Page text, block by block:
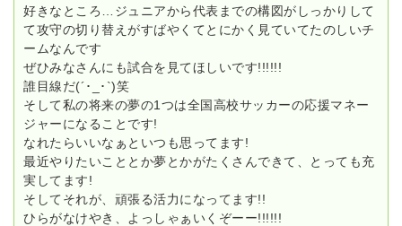
好きなところ…ジュニアから代表までの構図がしっかりして
て攻守の切り替えがすばやくてとにかく見ていてたのしいチ
ームなんです
ぜひみなさんにも試合を見てほしいです!!!!!!
誰目線だ(´･_･`)笑
そして私の将来の夢の1つは全国高校サッカーの応援マネー
ジャーになることです!
なれたらいいなぁといつも思ってます!
最近やりたいこととか夢とかがたくさんできて、とっても充
実してます!
そしてそれが、頑張る活力になってます!!
ひらがなけやき、よっしゃぁいくぞーー!!!!!!